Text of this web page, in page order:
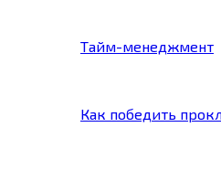
Тайм-менеджмент
Как победить